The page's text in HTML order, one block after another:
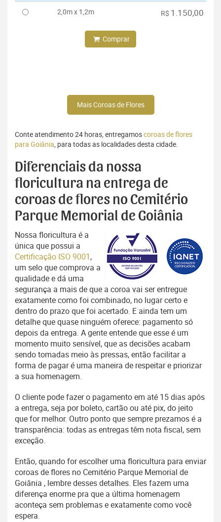
2,0m x 1,2m R$ 1.150,00
Comprar
Mais Coroas de Flores
Conte atendimento 24 horas, entregamoscoroas de flores
para Goiânia, para todas as localidades desta cidade.
Diferenciais da nossa
floricultura na entrega de
coroas de flores no Cemitério
Parque Memorial de Goiânia
Nossa floricultura é a
única que possui a
Certificação ISO 9001,
um selo que comprova a
qualidade e dá uma
segurança a mais de que a coroa vai ser entregue
exatamente como foi combinado, no lugar certo e
dentro do prazo que foi acertado. E ainda tem um
detalhe que quase ninguém oferece: pagamento só
depois da entrega. A gente entende que esse é um
momento muito sensível, que as decisões acabam
sendo tomadas meio às pressas, então facilitar a
forma de pagar é uma maneira de respeitar e priorizar
a sua homenagem.
O cliente pode fazer o pagamento em até 15 dias após
a entrega, seja por boleto, cartão ou até pix, do jeito
que for melhor. Outro ponto que sempre prezamos é a
transparência: todas as entregas têm nota fiscal, sem
exceção.
Então, quando for escolher uma floricultura para enviar
coroas de flores no Cemitério Parque Memorial de
Goiânia , lembre desses detalhes. Eles fazem uma
diferença enorme pra que a última homenagem
aconteça sem problemas e exatamente como você
espera.